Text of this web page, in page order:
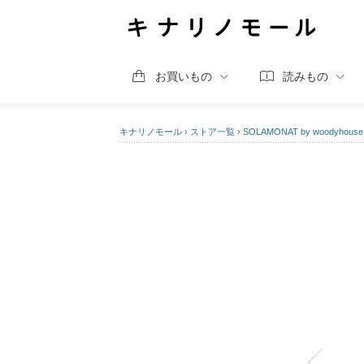
お買いもの 読みもの
キナリノモール › ストア一覧 › SOLAMONAT by woodyhouse